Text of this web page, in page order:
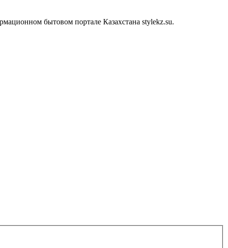
бытовом портале Казахстана stylekz.su.